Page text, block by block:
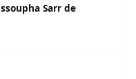
Sarr de